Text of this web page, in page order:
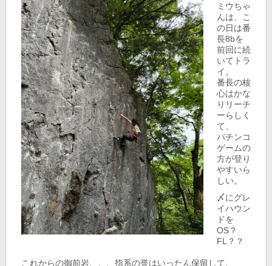
ミウちゃ
んは、こ
の日は番
長8bを
前回に続
いてトラ
イ。
番長の核
心はかな
りリーチ
ーらしく
て、
パチンコ
ゲームの
方が登り
やすいら
しい。
〆にグレ
イハウン
ドを
OS？
FL？？
これからの御前岩、、、指系の誉はいったん保留して、